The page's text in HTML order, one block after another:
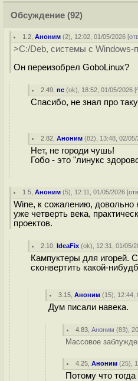
Обсуждение (92)
1.2 ,Аноним (2), 12:02, 01/05/2026 [
>C:/Deb, системы с
Он переизобрел GoboLinux?
2.49 ,nc (ok), 18:52, 01/05/2026 [
Спасибо, не знал про
2.82 ,Аноним (82), 13:48, 02/
Нет, не городи чушь!
Гобо - это "линукс
1.5 ,Аноним (5), 12:11, 01/05/2026 [
Wine, к сожалению, довольно
уже четверть века,
проектов.
2.10 ,IdeaFix (ok), 12:31, 01/05/
Кампуктеры для игорей.
сконвертить какой-
3.15 ,Аноним (15), 12:44,
Дум писали навека.
4.83 ,Аноним (83),
Массовое
4.25 ,Аноним (25),
Потому что